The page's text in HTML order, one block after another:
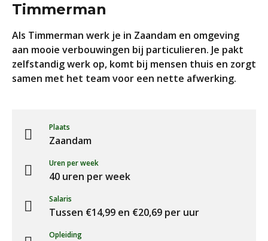
Timmerman
Als Timmerman werk je in Zaandam en omgeving
aan mooie verbouwingen bij particulieren. Je pakt
zelfstandig werk op, komt bij mensen thuis en zorgt
samen met het team voor een nette afwerking.
Plaats
Zaandam
Uren per week
40 uren per week
Salaris
Tussen €14,99 en €20,69 per uur
Opleiding